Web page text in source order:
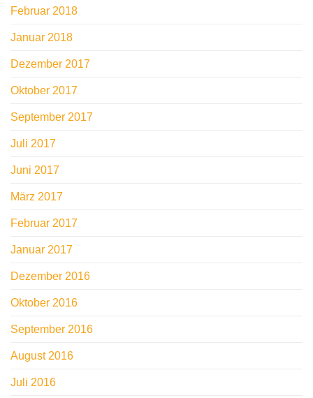
Februar 2018
Januar 2018
Dezember 2017
Oktober 2017
September 2017
Juli 2017
Juni 2017
März 2017
Februar 2017
Januar 2017
Dezember 2016
Oktober 2016
September 2016
August 2016
Juli 2016